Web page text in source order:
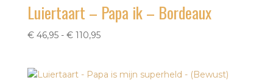
Luiertaart – Papa ik – Bordeaux
€46,95 - €110,95Prijsklasse:
€ 110,95